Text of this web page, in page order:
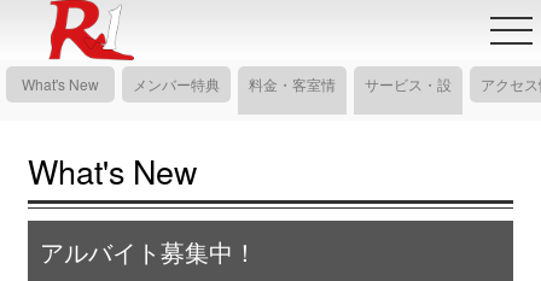
What's New メンバー特典
料金・客室情
報
サービス・設
備情報
アクセ
What's New
アルバイト募集中！